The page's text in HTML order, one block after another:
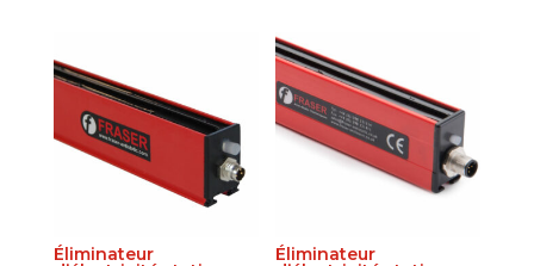
Éliminateur Éliminateur